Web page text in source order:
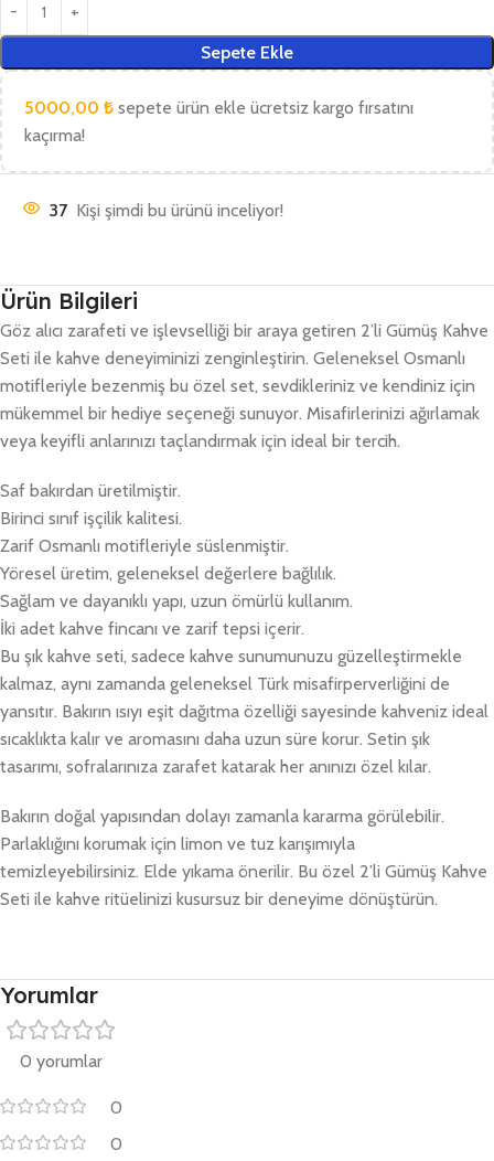
Sepete Ekle
5000,00 ₺ sepete ürün ekle ücretsiz kargo fırsatını
kaçırma!
37 Kişi şimdi bu ürünü inceliyor!
Ürün Bilgileri
Göz alıcı zarafeti ve işlevselliği bir araya getiren 2’li Gümüş Kahve
Seti ile kahve deneyiminizi zenginleştirin. Geleneksel Osmanlı
motifleriyle bezenmiş bu özel set, sevdikleriniz ve kendiniz için
mükemmel bir hediye seçeneği sunuyor. Misafirlerinizi ağırlamak
veya keyifli anlarınızı taçlandırmak için ideal bir tercih.
Saf bakırdan üretilmiştir.
Birinci sınıf işçilik kalitesi.
Zarif Osmanlı motifleriyle süslenmiştir.
Yöresel üretim, geleneksel değerlere bağlılık.
Sağlam ve dayanıklı yapı, uzun ömürlü kullanım.
İki adet kahve fincanı ve zarif tepsi içerir.
Bu şık kahve seti, sadece kahve sunumunuzu güzelleştirmekle
kalmaz, aynı zamanda geleneksel Türk misafirperverliğini de
yansıtır. Bakırın ısıyı eşit dağıtma özelliği sayesinde kahveniz ideal
sıcaklıkta kalır ve aromasını daha uzun süre korur. Setin şık
tasarımı, sofralarınıza zarafet katarak her anınızı özel kılar.
Bakırın doğal yapısından dolayı zamanla kararma görülebilir.
Parlaklığını korumak için limon ve tuz karışımıyla
temizleyebilirsiniz. Elde yıkama önerilir. Bu özel 2’li Gümüş Kahve
Seti ile kahve ritüelinizi kusursuz bir deneyime dönüştürün.
Yorumlar
0 yorumlar
0
0